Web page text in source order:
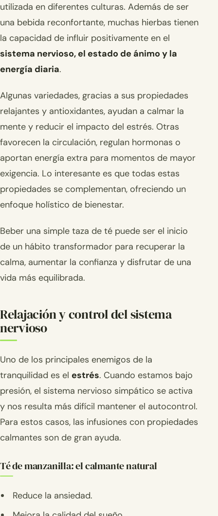
utilizada en diferentes culturas. Además de ser
una bebida reconfortante, muchas hierbas tienen
la capacidad de influir positivamente en el
sistema nervioso, el estado de ánimo y la
energía diaria.
Algunas variedades, gracias a sus propiedades
relajantes y antioxidantes, ayudan a calmar la
mente y reducir el impacto del estrés. Otras
favorecen la circulación, regulan hormonas o
aportan energía extra para momentos de mayor
exigencia. Lo interesante es que todas estas
propiedades se complementan, ofreciendo un
enfoque holístico de bienestar.
Beber una simple taza de té puede ser el inicio
de un hábito transformador para recuperar la
calma, aumentar la confianza y disfrutar de una
vida más equilibrada.
Relajación y control del sistema
nervioso
Uno de los principales enemigos de la
tranquilidad es el estrés. Cuando estamos bajo
presión, el sistema nervioso simpático se activa
y nos resulta más difícil mantener el autocontrol.
Para estos casos, las infusiones con propiedades
calmantes son de gran ayuda.
Té de manzanilla: el calmante natural
Reduce la ansiedad.